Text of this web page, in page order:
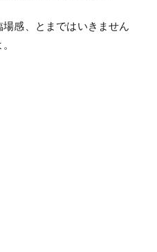
感、とまではいきません